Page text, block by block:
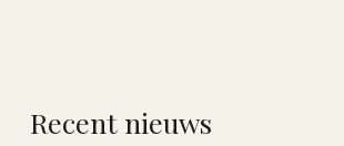
Recent nieuws